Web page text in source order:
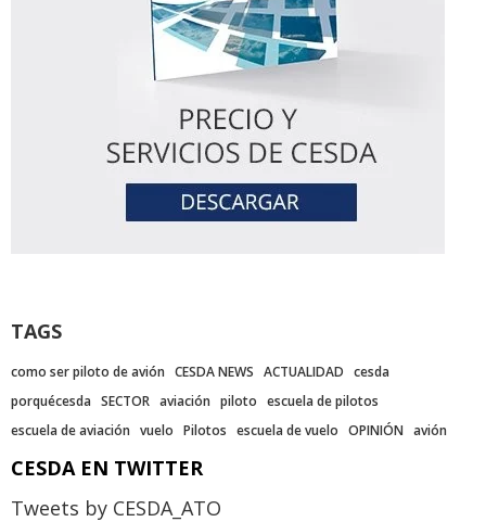
TAGS
como ser piloto de avión CESDA NEWS ACTUALIDAD cesda
porquécesda SECTOR aviación piloto escuela de pilotos
escuela de aviación vuelo Pilotos escuela de vuelo OPINIÓN avión
CESDA EN TWITTER
Tweets by CESDA_ATO